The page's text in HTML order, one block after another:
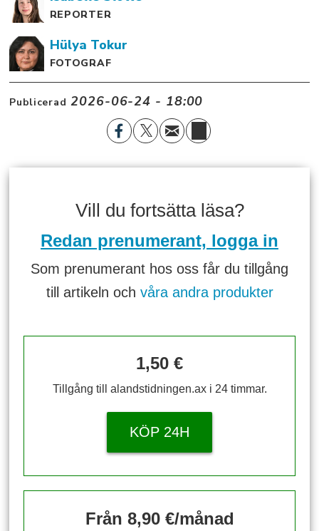
REPORTER
Hülya Tokur
FOTOGRAF
Publicerad 2026-06-24 - 18:00
Vill du fortsätta läsa?
Redan prenumerant, logga in
Som prenumerant hos oss får du tillgång
till artikeln och våra andra produkter
1,50 €
Tillgång till alandstidningen.ax i 24 timmar.
KÖP 24H
Från 8,90 €/månad